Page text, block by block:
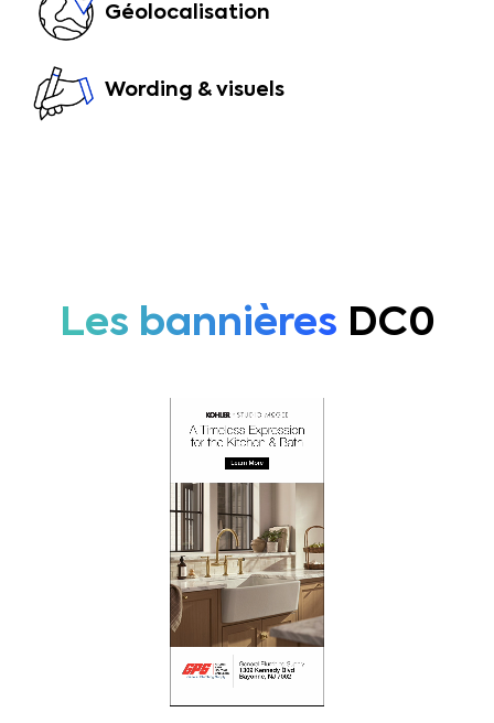
Géolocalisation
Wording & visuels
Les bannières DC0